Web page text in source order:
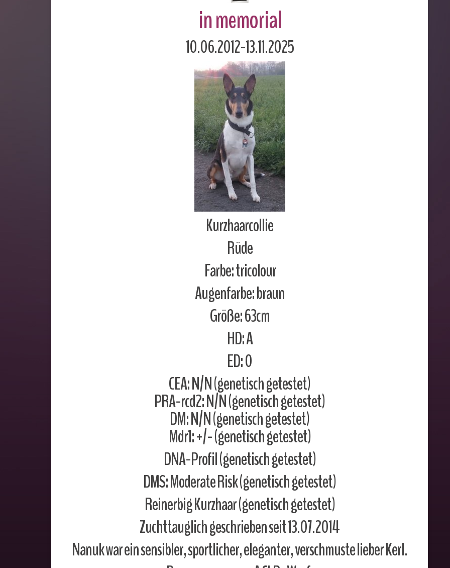
in memorial
10.06.2012-13.11.2025
Kurzhaarcollie
Rüde
Farbe: tricolour
Augenfarbe: braun
Größe: 63cm
HD: A
ED: 0
CEA: N/N (genetisch getestet)
PRA-rcd2: N/N (genetisch getestet)
DM: N/N (genetisch getestet)
Mdr1: +/- (genetisch getestet)
DNA-Profil (genetisch getestet)
DMS: Moderate Risk (genetisch getestet)
Reinerbig Kurzhaar (genetisch getestet)
Zuchttauglich geschrieben seit 13.07.2014
Nanuk war ein sensibler, sportlicher, eleganter, verschmuste lieber Kerl.